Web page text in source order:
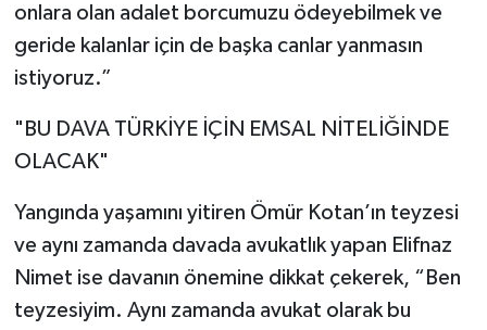
onlara olan adalet borcumuzu ödeyebilmek ve
geride kalanlar için de başka canlar yanmasın
istiyoruz.”
"BU DAVA TÜRKİYE İÇİN EMSAL NİTELİĞİNDE
OLACAK"
Yangında yaşamını yitiren Ömür Kotan’ın teyzesi
ve aynı zamanda davada avukatlık yapan Elifnaz
Nimet ise davanın önemine dikkat çekerek, “Ben
teyzesiyim. Aynı zamanda avukat olarak bu